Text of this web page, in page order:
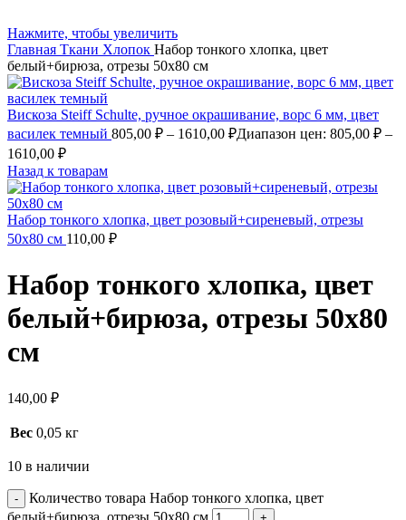
Нажмите, чтобы увеличить
Главная Ткани Хлопок Набор тонкого хлопка, цвет
белый+бирюза, отрезы 50х80 см
Вискоза Steiff Schulte, ручное окрашивание, ворс 6 мм, цвет
василек темный 805,00 ₽ – 1610,00 ₽Диапазон цен: 805,00 ₽ –
1610,00 ₽
Назад к товарам
Набор тонкого хлопка, цвет розовый+сиреневый, отрезы
50х80 см 110,00 ₽
Набор тонкого хлопка, цвет
белый+бирюза, отрезы 50х80
см
140,00 ₽
Вес 0,05 кг
10 в наличии
Количество товара Набор тонкого хлопка, цвет